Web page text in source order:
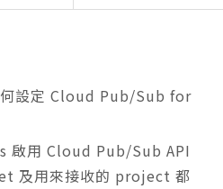
何設定 Cloud Pub/Sub for
啟用 Cloud Pub/Sub API
及用來接收的 project 都